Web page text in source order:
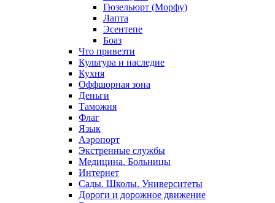
Гюзельюрт (Морфу)
Лапта
Эсентепе
Боаз
Что привезти
Культура и наследие
Кухня
Оффшорная зона
Деньги
Таможня
Флаг
Язык
Аэропорт
Экстренные службы
Медицина. Больницы
Интернет
Сады. Школы. Университеты
Дороги и дорожное движение